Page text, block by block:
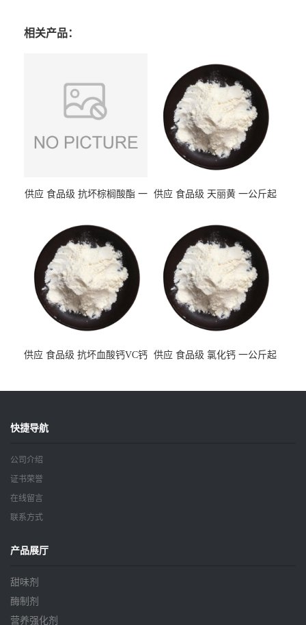
相关产品：
供应 食品级 抗坏棕榈酸酯 一
供应 食品级 天丽黄 一公斤起
供应 食品级 抗坏血酸钙VC钙 供应 食品级 氯化钙 一公斤起
快捷导航
公司介绍
证书荣誉
在线留言
联系方式
产品展厅
甜味剂
酶制剂
营养强化剂